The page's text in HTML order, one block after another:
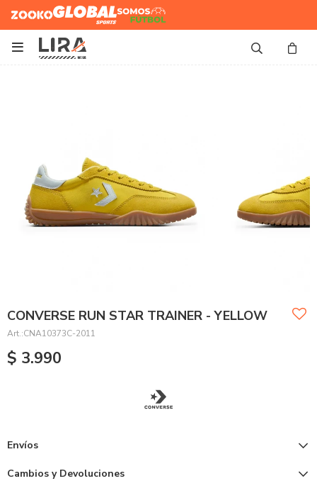
Zooko Global Sports
Somos
Futbol

CONVERSE RUN STAR TRAINER - YELLOW
CNA10373C-2011
$ 3.990
Envíos
Cambios y Devoluciones